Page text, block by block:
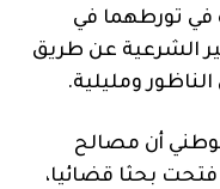
في تورطهما في
الشرعية عن طريق
ومليلية.
أن مصالح
بحثا قضائيا،